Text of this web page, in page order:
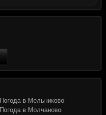
Погода в Мельниково
Погода в Молчаново